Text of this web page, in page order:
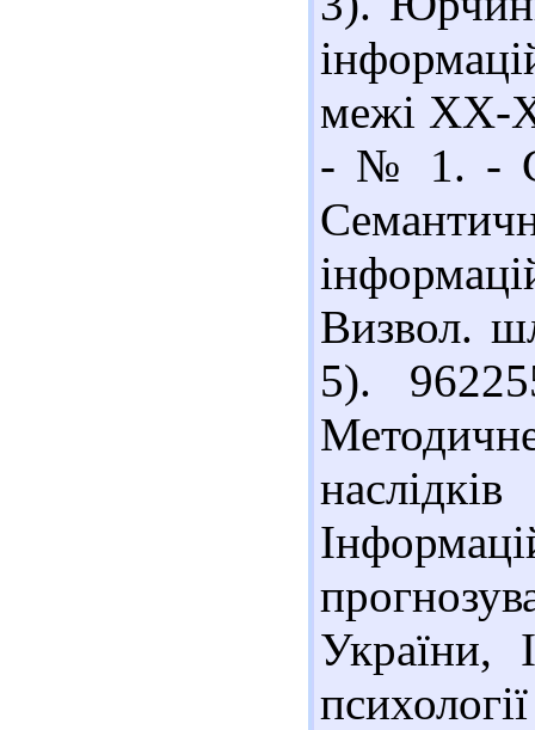
межі ХХ-
- № 1. -
Визвол.
5).
України,